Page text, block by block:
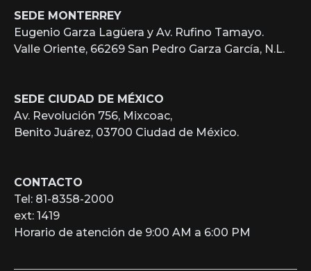
SEDE MONTERREY
Eugenio Garza Lagüera y Av. Rufino Tamayo.
Valle Oriente, 66269 San Pedro Garza García, N.L.
SEDE CIUDAD DE MÉXICO
Av. Revolución 756, Mixcoac,
Benito Juárez, 03700 Ciudad de México.
CONTACTO
Tel: 81-8358-2000
ext: 1419
Horario de atención de 9:00 AM a 6:00 PM